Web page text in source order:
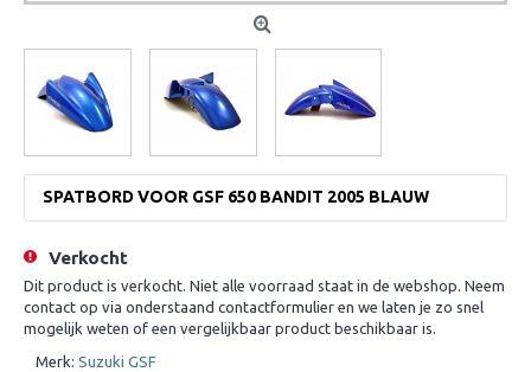
SPATBORD VOOR GSF 650 BANDIT 2005 BLAUW
Verkocht
Dit product is verkocht. Niet alle voorraad staat in de webshop. Neem
contact op via onderstaand contactformulier en we laten je zo snel
mogelijk weten of een vergelijkbaar product beschikbaar is.
Merk: Suzuki GSF